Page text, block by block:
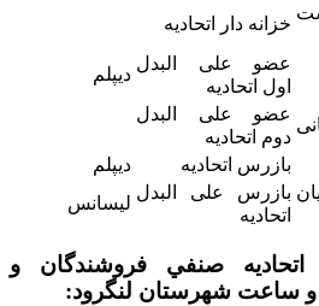
خزانه دار اتحادیه
عضو علی البدل
اول اتحادیه
دیپلم
عضو علی البدل
دوم اتحادیه
بازرس اتحادیه
دیپلم
بازرس علی البدل
اتحادیه
لیسانس
صنفي فروشندگان و
و ساعت شهرستان لنگرود: